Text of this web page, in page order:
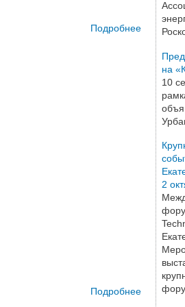
Подробнее о 15
Подробнее о
на
10
2